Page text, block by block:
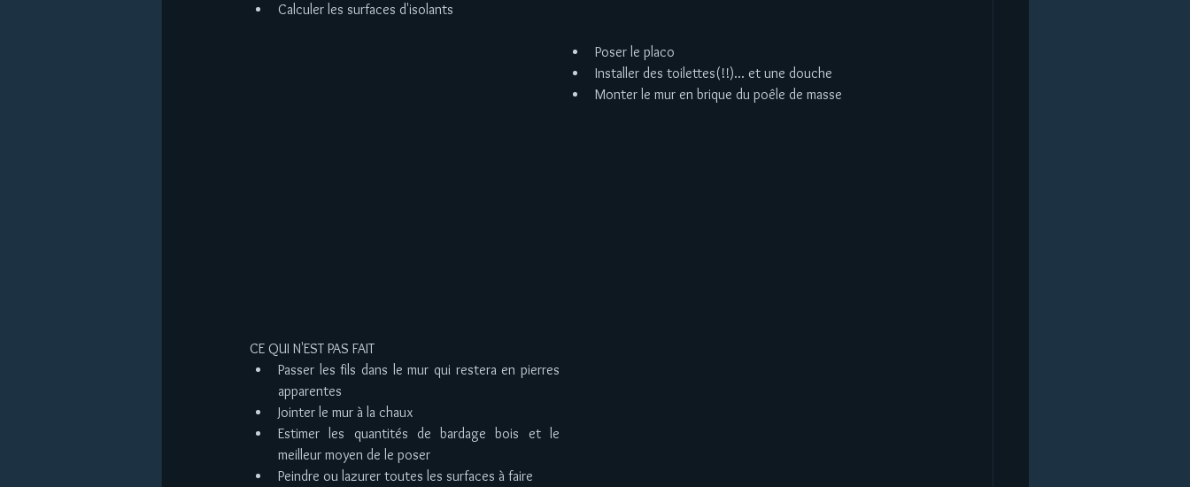
Calculer les surfaces d'isolants
Poser le placo
Installer des toilettes(!!)... et une douche
Monter le mur en brique du poêle de masse
CE QUI N'EST PAS FAIT
Passer les fils dans le mur qui restera en pierres
apparentes
Jointer le mur à la chaux
Estimer les quantités de bardage bois et le
meilleur moyen de le poser
Peindre ou lazurer toutes les surfaces à faire